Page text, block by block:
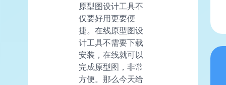
原型图设计工具不
仅要好用更要便
捷。在线原型图设
计工具不需要下载
安装，在线就可以
完成原型图，非常
方便。那么今天给